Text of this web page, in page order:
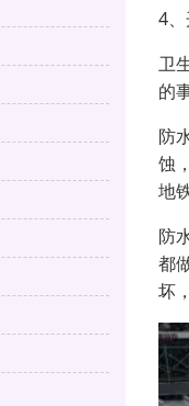
4
卫
的
防
蚀
地
防
都
坏